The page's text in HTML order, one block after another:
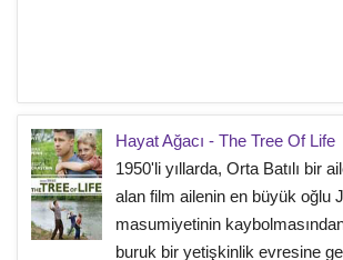
Hayat Ağacı - The Tree Of Life
1950'li yıllarda, Orta Batılı bir
alan film ailenin en büyük oğlu
masumiyetinin
buruk bir yetişkinlik evresine